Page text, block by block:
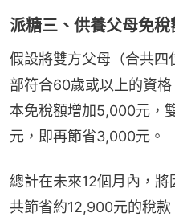
派糖三、供養父母免
假設將雙方父母（合共四
部符合60歲或以上的資
本免稅額增加5,000元，
元，即再節省3,000元。
總計在未來12個月內，
共節省約12,900元的稅款